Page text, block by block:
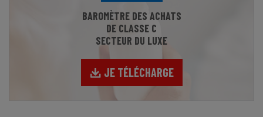
BAROMÈTRE DES ACHATS
DE CLASSE C
SECTEUR DU LUXE
JE TÉLÉCHARGE